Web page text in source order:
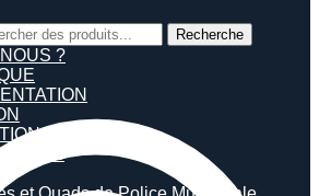
Recherche
?